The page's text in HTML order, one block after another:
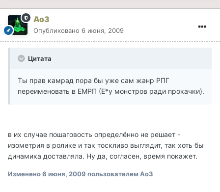
Ao3
Опубликовано 6 июня, 2009
Цитата
Ты прав камрад пора бы уже сам жанр РПГ
переименовать в ЕМРП (Е*у монстров ради прокачки).
в их случае пошаговость определённо не решает -
изометрия в ролике и так тоскливо выглядит, так хоть бы
динамика доставляла. Ну да, согласен, время покажет.
Изменено6 июня, 2009 пользователем Ao3